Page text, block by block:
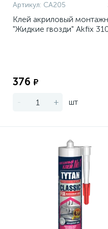
Артикул: CA205
Клей акриловый
"Жидкие гвозди" Akfix
376 ₽
- + шт